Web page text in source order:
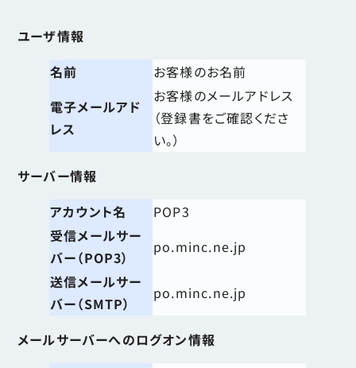
ユーザ情報
名前
お客様のお名前
電子メールアド
レス
お客様のメールアドレス
（登録書をご確認くださ
い。）
サーバー情報
アカウント名
POP3
受信メールサー
バー（POP3）
po.minc.ne.jp
送信メールサー
バー（SMTP）
po.minc.ne.jp
メールサーバーへのログオン情報